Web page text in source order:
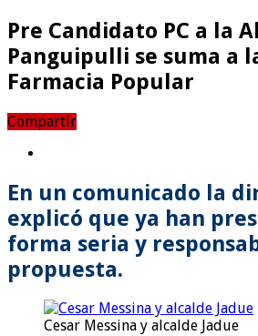
Pre Candidato PC a la
Panguipulli se suma a
Farmacia Popular
Compartir
En un comunicado la
explicó que ya han
forma seria y
propuesta.
Cesar Messina y alcalde Jadue